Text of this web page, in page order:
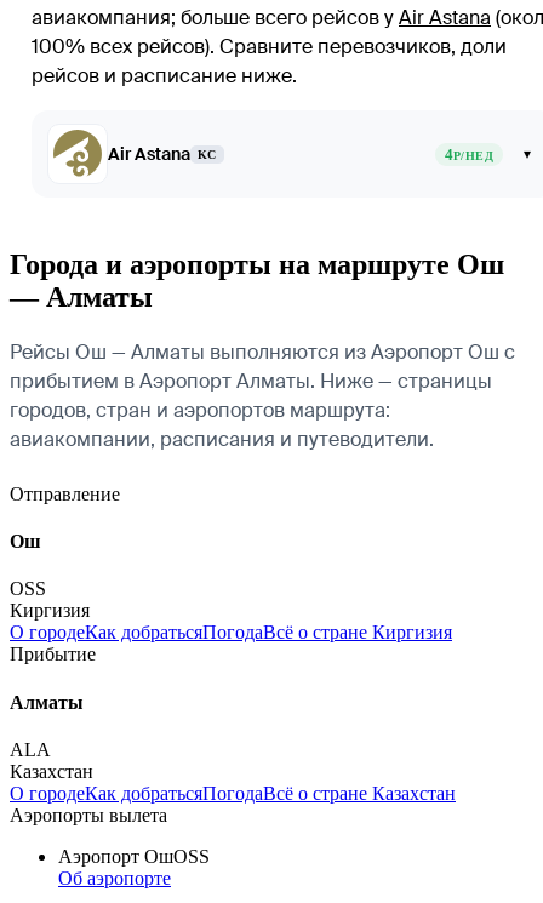
авиакомпания; больше всего рейсов уAir Astana
100% всех рейсов). Сравните перевозчиков, доли
рейсов и расписание ниже.
Air Astana KC 4Р/НЕД ▾
Города и аэропорты на маршруте Ош
— Алматы
Рейсы Ош — Алматы выполняются из Аэропорт Ош с
прибытием в Аэропорт Алматы. Ниже — страницы
городов, стран и аэропортов маршрута:
авиакомпании, расписания и путеводители.
Отправление
Ош
OSS
Киргизия
О городеКак добратьсяПогодаВсё о стране Киргизия
Прибытие
Алматы
ALA
Казахстан
О городеКак добратьсяПогодаВсё о стране Казахстан
Аэропорты вылета
Аэропорт ОшOSS
Об аэропорте